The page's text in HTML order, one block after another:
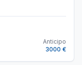
Anticipo
3000 €